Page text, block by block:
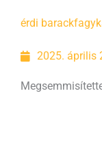
érdi barack
2025. április